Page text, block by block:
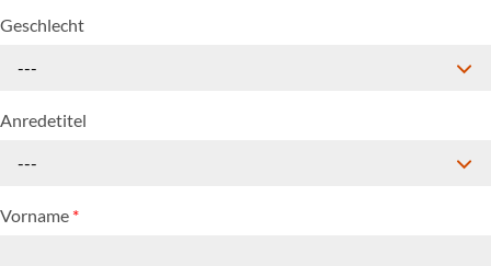
Geschlecht
---
Anredetitel
---
Vorname *